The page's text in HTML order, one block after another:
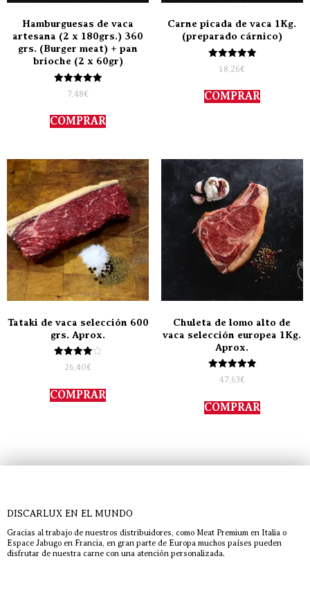
Hamburguesas de vaca
artesana (2 x 180grs.) 360
grs. (Burger meat) + pan
brioche (2 x 60gr)
Valorado
con
de 5
7,48€
COMPRAR
Carne picada de vaca 1Kg.
(preparado cárnico)
Valorado
con
de 5
18,26€
COMPRAR
Tataki de vaca selección 600
grs. Aprox.
Valorado
con
de 5
26,40€
COMPRAR
Chuleta de lomo alto de
vaca selección europea 1Kg.
Aprox.
Valorado
con
de 5
47,63€
COMPRAR
DISCARLUX EN EL MUNDO
Gracias al trabajo de nuestros distribuidores, como Meat Premium en Italia o
Espace Jabugo en Francia, en gran parte de Europa muchos países pueden
disfrutar de nuestra carne con una atención personalizada.